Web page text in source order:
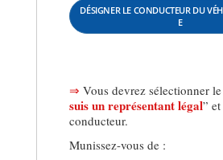
DÉSIGNER LE CONDUCTEUR DU
E
⇒ Vous devrez sélectionner le
suis un représentant légal”
conducteur.
Munissez-vous de :